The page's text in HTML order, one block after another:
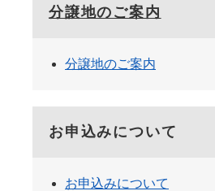
分譲地のご案内
分譲地のご案内
お申込みについて
お申込みについて